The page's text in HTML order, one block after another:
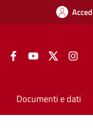
FacebookYouTube Twitter
Documenti e dati